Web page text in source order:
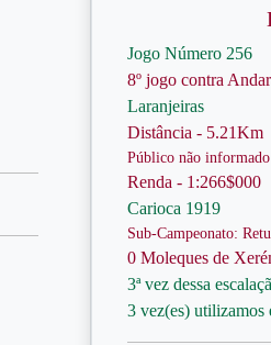
Jogo Número 256
8º jogo contra
Laranjeiras
Distância - 5.21Km
Público não informado
Renda - 1:266$000
Carioca 1919
Sub-Campeonato:
0 Moleques de
3ª vez dessa
3 vez(es) utilizamos